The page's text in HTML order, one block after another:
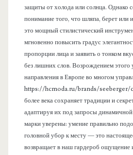
защиты от холода или солнца. Однако
понимание того, что шляпа, берет
это мощный стилистический
мгновенно повысить градус
пропорции лица и заявить о тонком
без лишних слов. Возрождением этого
направления в Европе во многом
https://hcmoda.ru/brands/seeberger/
более века сохраняет традиции и
адаптируя их под запросы
марки уверены: умение правильно
головной убор к месту — это
возвращает в наш гардероб ощущение